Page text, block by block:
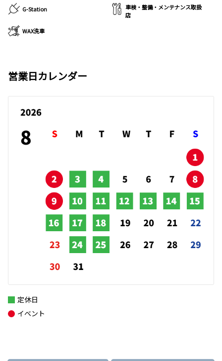
G-Station
車検・整備・メンテナンス取扱
店
WAX洗車
営業日カレンダー
定休日
イベント